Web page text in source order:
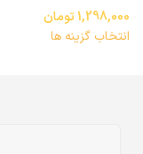
1,298,000تومان
انتخاب گزینه ها